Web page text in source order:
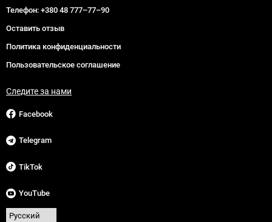
Телефон: +380 48 777–77–90
Оставить отзыв
Политика конфиденциальности
Пользовательское соглашение
Следите за нами
Facebook
Telegram
TikTok
YouTube